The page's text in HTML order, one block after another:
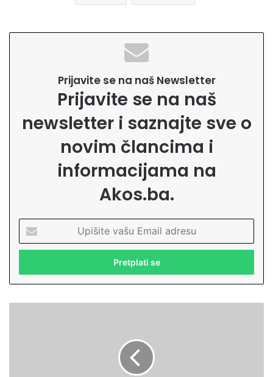
Prijavite se na naš Newsletter
Prijavite se na naš
newsletter i saznajte sve o
novim člancima i
informacijama na
Akos.ba.
i
i
e